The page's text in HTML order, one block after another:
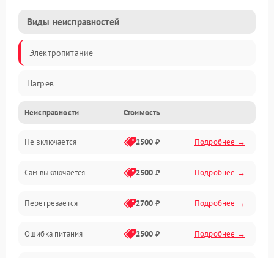
Виды неисправностей
Электропитание
Нагрев
Неисправности Стоимость
Не включается 2500 ₽ Подробнее →
Сам выключается 2500 ₽ Подробнее →
Перегревается 2700 ₽ Подробнее →
Ошибка питания 2500 ₽ Подробнее →